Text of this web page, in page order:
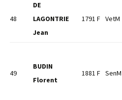
48
DE
LAGONTRIE
Jean
1791 F VetM
49
BUDIN
Florent
1881 F SenM